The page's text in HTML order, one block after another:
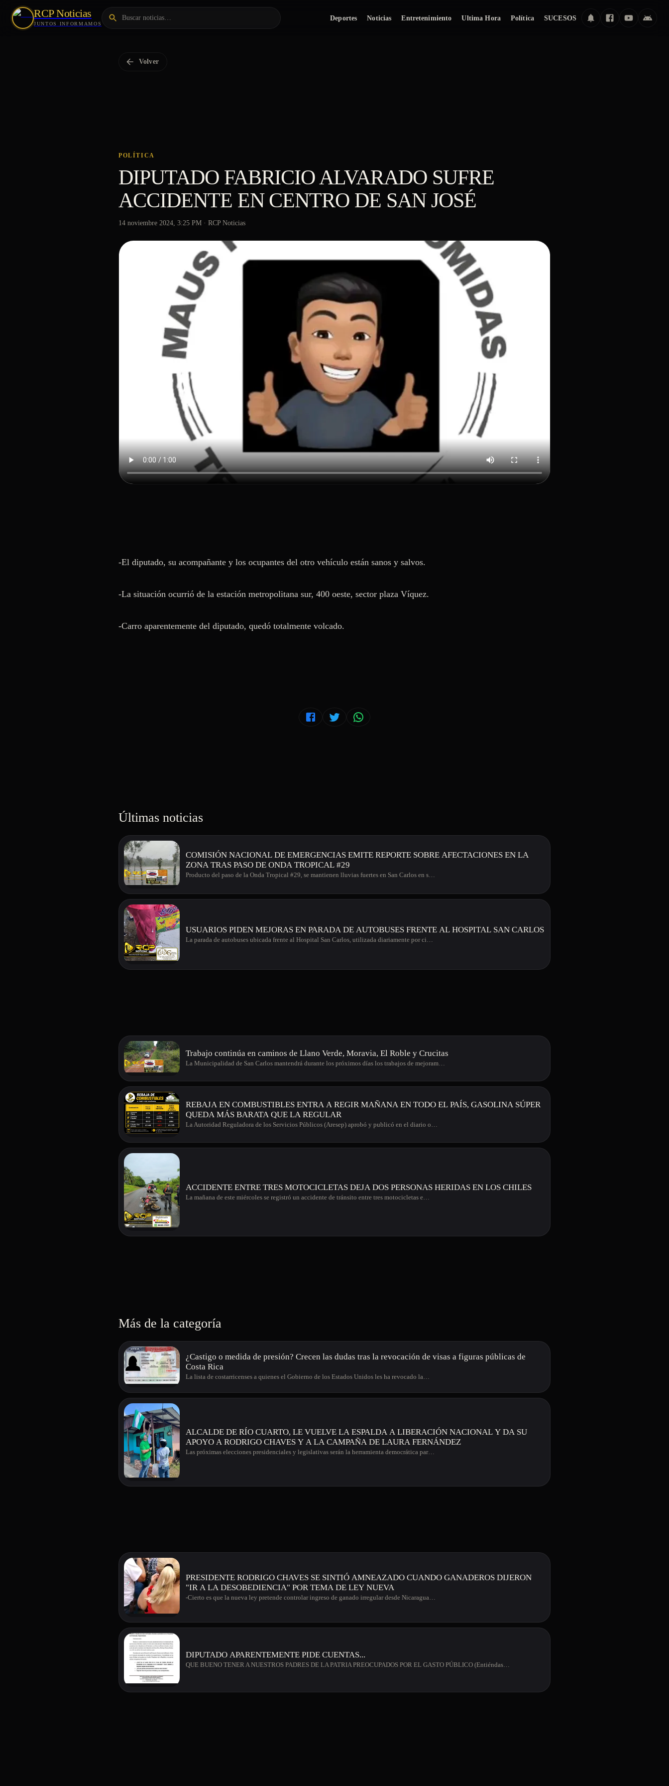
RCP Noticias
JUNTOS INFORMAMOS
Deportes Noticias Entretenimiento Ultima Hora Política SUCESOS
Volver
POLÍTICA
DIPUTADO FABRICIO ALVARADO SUFRE
ACCIDENTE EN CENTRO DE SAN JOSÉ
14 noviembre 2024, 3:25 PM · RCP Noticias
-El diputado, su acompañante y los ocupantes del otro vehículo están sanos y salvos.
-La situación ocurrió de la estación metropolitana sur, 400 oeste, sector plaza Víquez.
-Carro aparentemente del diputado, quedó totalmente volcado.
Últimas noticias
COMISIÓN NACIONAL DE EMERGENCIAS EMITE REPORTE SOBRE AFECTACIONES EN LA
ZONA TRAS PASO DE ONDA TROPICAL #29
Producto del paso de la Onda Tropical #29, se mantienen lluvias fuertes en San Carlos en s…
USUARIOS PIDEN MEJORAS EN PARADA DE AUTOBUSES FRENTE AL HOSPITAL SAN CARLOS
La parada de autobuses ubicada frente al Hospital San Carlos, utilizada diariamente por ci…
Trabajo continúa en caminos de Llano Verde, Moravia, El Roble y Crucitas
La Municipalidad de San Carlos mantendrá durante los próximos días los trabajos de mejoram…
REBAJA EN COMBUSTIBLES ENTRA A REGIR MAÑANA EN TODO EL PAÍS, GASOLINA SÚPER
QUEDA MÁS BARATA QUE LA REGULAR
La Autoridad Reguladora de los Servicios Públicos (Aresep) aprobó y publicó en el diario o…
ACCIDENTE ENTRE TRES MOTOCICLETAS DEJA DOS PERSONAS HERIDAS EN LOS CHILES
La mañana de este miércoles se registró un accidente de tránsito entre tres motocicletas e…
Más de la categoría
¿Castigo o medida de presión? Crecen las dudas tras la revocación de visas a figuras públicas de
Costa Rica
La lista de costarricenses a quienes el Gobierno de los Estados Unidos les ha revocado la…
ALCALDE DE RÍO CUARTO, LE VUELVE LA ESPALDA A LIBERACIÓN NACIONAL Y DA SU
APOYO A RODRIGO CHAVES Y A LA CAMPAÑA DE LAURA FERNÁNDEZ
Las próximas elecciones presidenciales y legislativas serán la herramienta democrática par…
PRESIDENTE RODRIGO CHAVES SE SINTIÓ AMNEAZADO CUANDO GANADEROS DIJERON
"IR A LA DESOBEDIENCIA" POR TEMA DE LEY NUEVA
-Cierto es que la nueva ley pretende controlar ingreso de ganado irregular desde Nicaragua…
DIPUTADO APARENTEMENTE PIDE CUENTAS...
QUE BUENO TENER A NUESTROS PADRES DE LA PATRIA PREOCUPADOS POR EL GASTO PÚBLICO (Entiéndas…